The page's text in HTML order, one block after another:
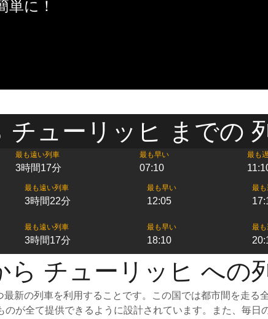
に！
チューリッヒ までの
最も遠い列車
3時間17分
最も早い
07:10
最も
最も遠い列車
3時間22分
最も早い
12:05
最
最も遠い列車
3時間17分
最も早い
18:10
最
ら チューリッヒ への
新の列車を利用することです。この国では都市間を走
が全て提供できるように設計されています。また、毎